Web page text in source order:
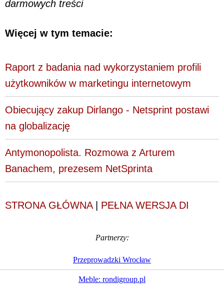
darmowych treści
Więcej w tym temacie:
Raport z badania nad wykorzystaniem profili
użytkowników w marketingu internetowym
Obiecujący zakup Dirlango - Netsprint postawi
na globalizację
Antymonopolista. Rozmowa z Arturem
Banachem, prezesem NetSprinta
STRONA GŁÓWNA| PEŁNA WERSJA DI
Partnerzy:
Przeprowadzki Wrocław
Meble: rondigroup.pl